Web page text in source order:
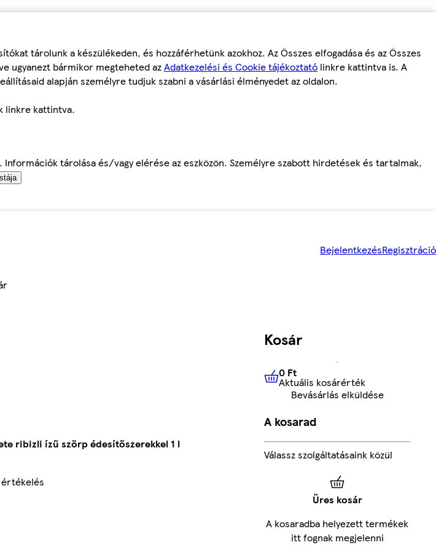
tárolunk a készülékeden, és hozzáférhetünk azokhoz. Az Összes elfogadása és az Összes
ugyanezt bármikor megteheted azAdatkezelési és Cookie tájékoztató linkre kattintva is. A
alapján személyre tudjuk szabni a vásárlási élményedet az oldalon.
linkre kattintva.
tárolása és/vagy elérése az eszközön. Személyre szabott hirdetések és tartalmak,
BejelentkezésRegisztráció
ribizli ízű szörp édesítőszerekkel 1 l
Kosár
0 FtAktuális kosárérték
0 Ft
Aktuális kosárérték
Bevásárlás elküldése
A kosarad
Válassz szolgáltatásaink közül
Üres kosár
A kosaradba helyezett termékek
itt fognak megjelenni